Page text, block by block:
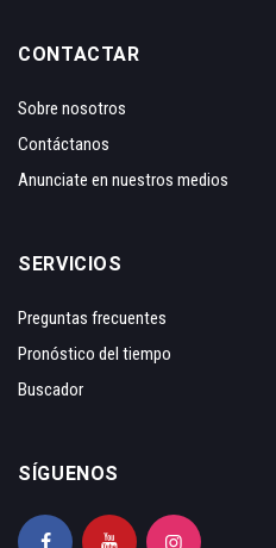
CONTACTAR
Sobre nosotros
Contáctanos
Anunciate en nuestros medios
SERVICIOS
Preguntas frecuentes
Pronóstico del tiempo
Buscador
SÍGUENOS